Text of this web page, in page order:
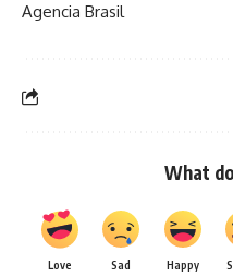
Agencia Brasil
What
Love Sad Happy